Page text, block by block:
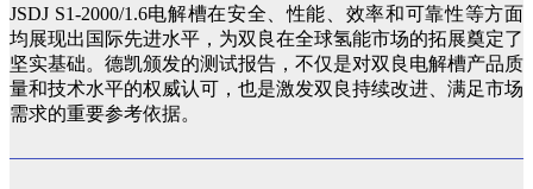
JSDJ S1-2000/1.6电解槽在安全、性能、效率和可靠性等方面
均展现出国际先进水平，为双良在全球氢能市场的拓展奠定了
坚实基础。德凯颁发的测试报告，不仅是对双良电解槽产品质
量和技术水平的权威认可，也是激发双良持续改进、满足市场
需求的重要参考依据。